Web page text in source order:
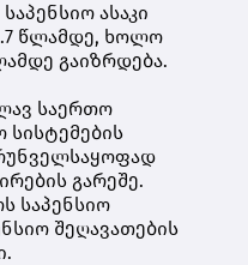
ასაკი
წლამდე, ხოლო
გაიზრდება.
საერთო
სისტემების
გარეშე.
საპენსიო
შეღავათების